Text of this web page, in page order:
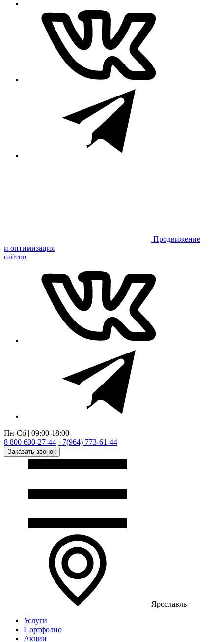
Продвижение
и оптимизация
сайтов
Пн-Сб | 09:00-18:00
8 800 600-27-44 +7(964) 773-61-44
Заказать звонок
Ярославль
Услуги
Портфолио
Акции